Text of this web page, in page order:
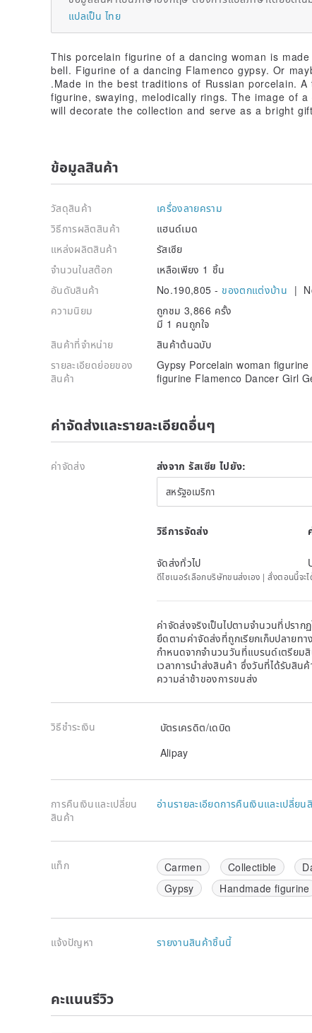
แปลเป็น ไทย
This porcelain figurine of a dancing woman is
bell. Figurine of a dancing Flamenco gypsy. Or
.Made in the best traditions of Russian porcelain.
figurine, swaying, melodically rings. The image of
will decorate the collection and serve as a bright
ข้อมูลสินค้า
วัสดุสินค้า
เครื่องลายคราม
วิธีการผลิตสินค้า
แฮนด์เมด
แหล่งผลิตสินค้า
รัสเซีย
จำนวนในสต๊อก
เหลือเพียง 1 ชิ้น
อันดับสินค้า
No.190,805 -ของตกแต่งบ้าน |
ความนิยม
ถูกชม 3,866 ครั้ง
มี 1 คนถูกใจ
สินค้าที่จำหน่าย
สินค้าต้นฉบับ
รายละเอียดย่อยของ
สินค้า
Gypsy Porcelain woman
figurine Flamenco Dancer Girl
ค่าจัดส่งและรายละเอียดอื่นๆ
ค่าจัดส่ง ส่งจาก รัสเซีย ไปยัง:
สหรัฐอเมริกา
วิธีการจัดส่ง
จัดส่งทั่วไป
ดีไซเนอร์เลือกบริษัทขนส่งเอง | สั่งตอนนี้จ
ค่าจัดส่งจริงเป็นไปตามจำนวนที่ปราก
ยึดตามค่าจัดส่งที่ถูกเรียกเก็บปลายทา
กำหนดจากจำนวนวันที่แบรนด์เตรียม
เวลาการนำส่งสินค้า ซึ่งวันที่ได้รับสิน
ความล่าช้าของการขนส่ง
วิธีชำระเงิน
บัตรเครดิต/เดบิด
Alipay
การคืนเงินและเปลี่ยน
สินค้า
อ่านรายละเอียดการคืนเงินและเปลี่ยน
แท็ก Carmen Collectible
Gypsy
Handmade figurine
แจ้งปัญหา รายงานสินค้าชิ้นนี้
คะแนนรีวิว